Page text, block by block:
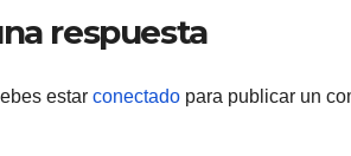
respuesta
estar conectado para publicar un